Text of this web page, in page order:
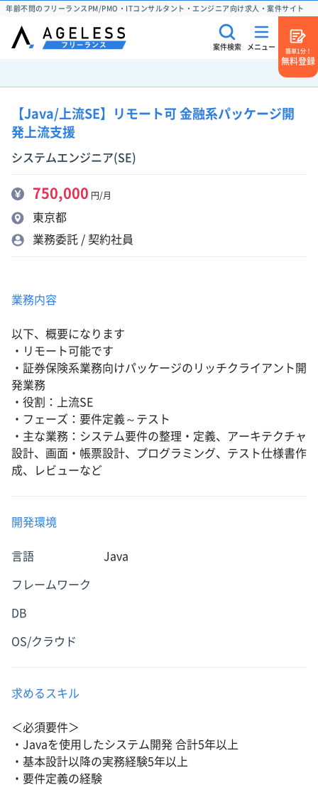
年齢不問のフリーランスPM/PMO・ITコンサルタント・エンジニア向け求人・案件サイト
案件検索 メニュー
簡単1分！
無料登録
【Java/上流SE】リモート可 金融系パッケージ開
発上流支援
システムエンジニア(SE)
750,000 円/月
東京都
業務委託 / 契約社員
業務内容
以下、概要になります
・リモート可能です
・証券保険系業務向けパッケージのリッチクライアント開
発業務
・役割：上流SE
・フェーズ：要件定義～テスト
・主な業務：システム要件の整理・定義、アーキテクチャ
設計、画面・帳票設計、プログラミング、テスト仕様書作
成、レビューなど
開発環境
言語 Java
フレームワーク
DB
OS/クラウド
求めるスキル
＜必須要件＞
・Javaを使用したシステム開発 合計5年以上
・基本設計以降の実務経験5年以上
・要件定義の経験